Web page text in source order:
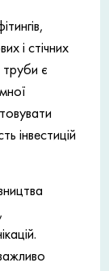
і стічних
є
інвестицій